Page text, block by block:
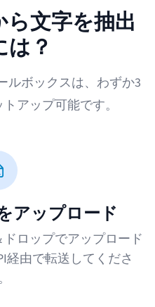
文字を抽出
？
ルボックスは、わずか3
アップ可能です。
アップロード
ロップでアップロード
経由で転送してくださ